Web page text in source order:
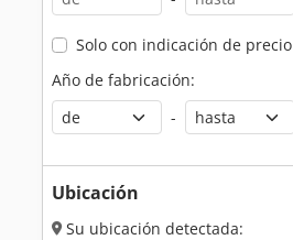
Solo con indicación de precio
Año de fabricación:
-
Ubicación
Su ubicación detectada: